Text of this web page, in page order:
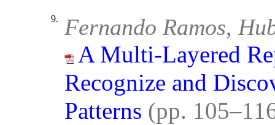
9. Fernando Ramos,
A Multi-Layered
Recognize and
Patterns (pp.